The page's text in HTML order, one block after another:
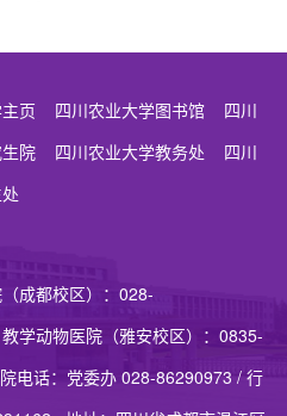
页 四川农业大学图书馆
四川
院
四川农业大学教务处
四川
成都校区）：028-
动物医院（雅安校区）：0835-
电话：党委办 028-86290973 / 行